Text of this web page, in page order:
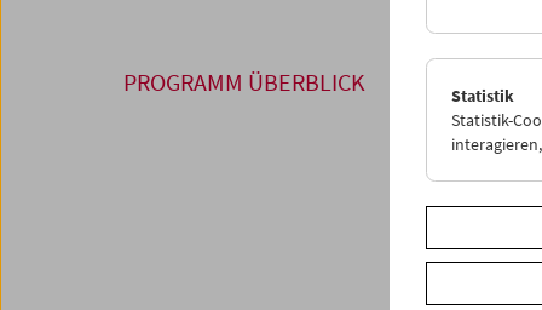
PROGRAMM ÜBERBLICK
Statistik
Statistik-